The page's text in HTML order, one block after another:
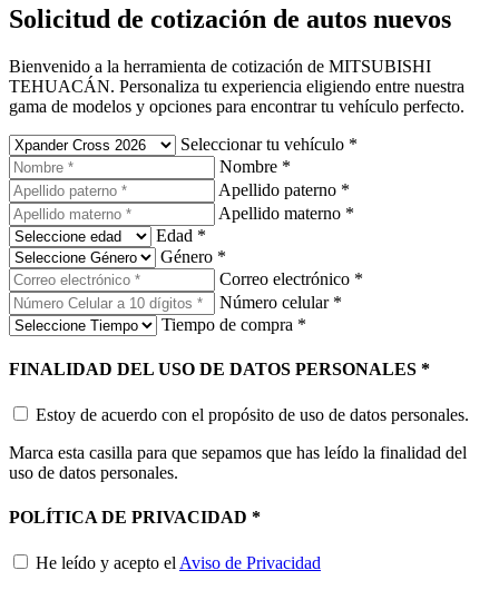
Solicitud de cotización de autos nuevos
Bienvenido a la herramienta de cotización de MITSUBISHI
TEHUACÁN. Personaliza tu experiencia eligiendo entre nuestra
gama de modelos y opciones para encontrar tu vehículo perfecto.
Seleccionar tu vehículo *
Nombre *
Apellido paterno *
Apellido materno *
Edad *
Género *
Correo electrónico *
Número celular *
Tiempo de compra *
FINALIDAD DEL USO DE DATOS PERSONALES *
Estoy de acuerdo con el propósito de uso de datos personales.
Marca esta casilla para que sepamos que has leído la finalidad del
uso de datos personales.
POLÍTICA DE PRIVACIDAD *
He leído y acepto el Aviso de Privacidad